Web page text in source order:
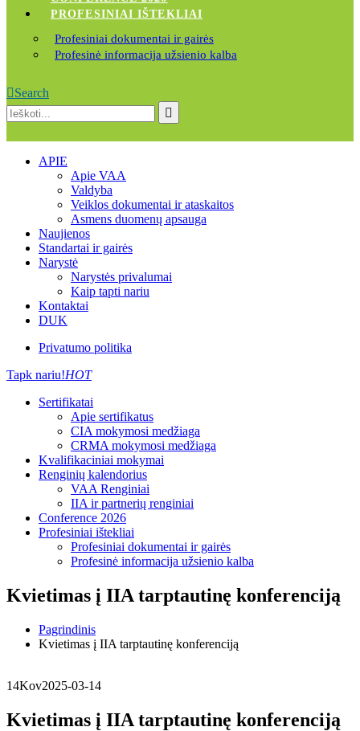
PROFESINIAI IŠTEKLIAI
Profesiniai dokumentai ir gairės
Profesinė informacija užsienio kalba
Search
APIE
Apie VAA
Valdyba
Veiklos dokumentai ir ataskaitos
Asmens duomenų apsauga
Naujienos
Standartai ir gairės
Narystė
Narystės privalumai
Kaip tapti nariu
Kontaktai
DUK
Privatumo politika
Tapk nariu!HOT
Sertifikatai
Apie sertifikatus
CIA mokymosi medžiaga
CRMA mokymosi medžiaga
Kvalifikaciniai mokymai
Renginių kalendorius
VAA Renginiai
IIA ir partnerių renginiai
Conference 2026
Profesiniai ištekliai
Profesiniai dokumentai ir gairės
Profesinė informacija užsienio kalba
Kvietimas į IIA tarptautinę konferenciją
Pagrindinis
Kvietimas į IIA tarptautinę konferenciją
14Kov2025-03-14
Kvietimas į IIA tarptautinę konferenciją